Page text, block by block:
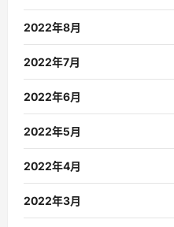
2022年8月
2022年7月
2022年6月
2022年5月
2022年4月
2022年3月